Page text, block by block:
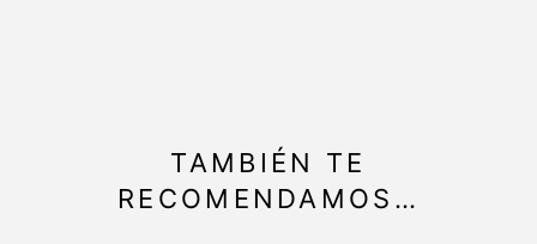
TAMBIÉN TE
RECOMENDAMOS…